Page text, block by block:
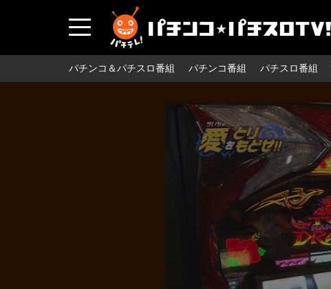
パチンコ＆パチスロ番組 パチンコ番組 パチスロ番組